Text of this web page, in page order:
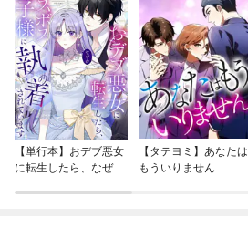
【単行本】おデブ悪女
に転生したら、なぜか
【タテヨミ】あなたは
もういりません